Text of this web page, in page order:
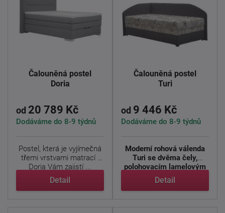
Čalouněná postel
Doria
od 20 789 Kč
Dodáváme do 8-9 týdnů
Postel, která je vyjímečná
třemi vrstvami matrací .
Doria Vám zajistí ...
Detail
Čalouněná postel
Turi
od 9 446 Kč
Dodáváme do 8-9 týdnů
Moderní rohová válenda
Turi se dvěma čely,
polohovacím lamelovým
...
Detail